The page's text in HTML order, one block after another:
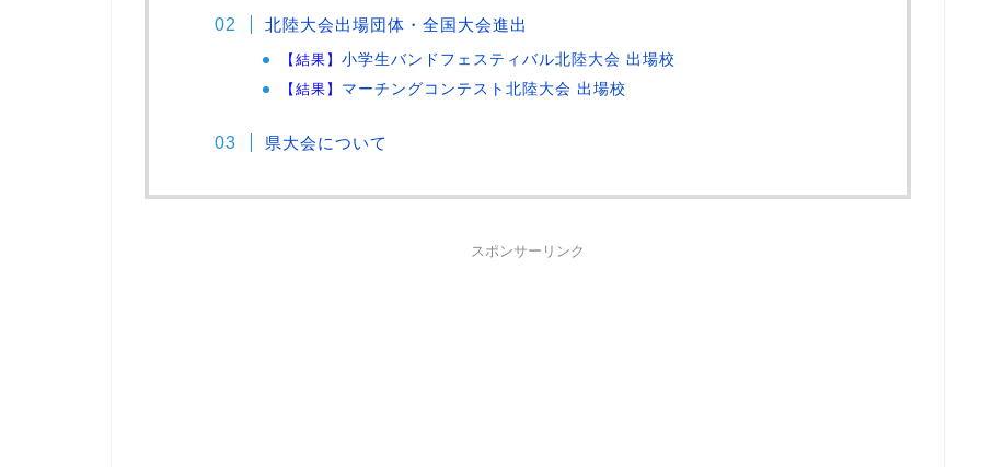
北陸大会出場団体・全国大会進出
【結果】 小学生バンドフェスティバル北陸大会 出場校
【結果】 マーチングコンテスト北陸大会 出場校
県大会について
スポンサーリンク